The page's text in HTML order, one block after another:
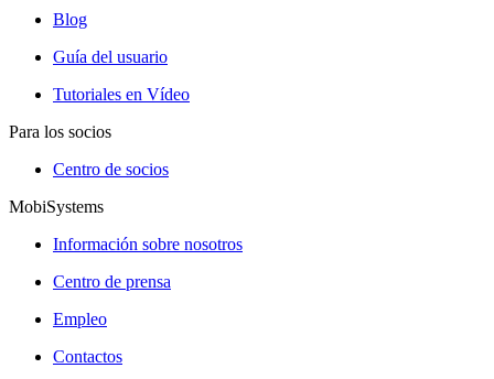
Blog
Guía del usuario
Tutoriales en Vídeo
Para los socios
Centro de socios
MobiSystems
Información sobre nosotros
Centro de prensa
Empleo
Contactos